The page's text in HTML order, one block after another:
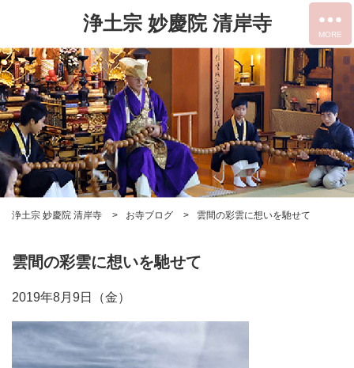
浄土宗 妙慶院 清岸寺
浄土宗 妙慶院 清岸寺 お寺ブログ 雲間の彩雲に想いを馳せて
雲間の彩雲に想いを馳せて
2019年8月9日（金）